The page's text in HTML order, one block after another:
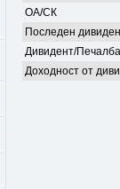
ОА/СК
Последен
Дивидент/Печалба
Доходност от